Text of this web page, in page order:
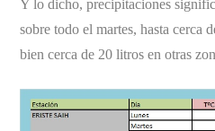
Y lo dicho, precipitaciones
sobre todo el martes, hasta cerca
bien cerca de 20 litros en otras